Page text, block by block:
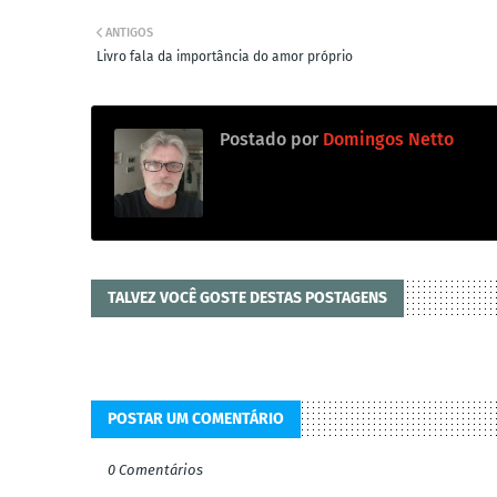
ANTIGOS
Livro fala da importância do amor próprio
Postado por Domingos Netto
TALVEZ VOCÊ GOSTE DESTAS POSTAGENS
POSTAR UM COMENTÁRIO
0 Comentários